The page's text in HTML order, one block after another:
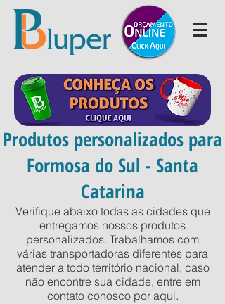
Produtos personalizados para
Formosa do Sul - Santa
Catarina
Verifique abaixo todas as cidades que
entregamos nossos produtos
personalizados. Trabalhamos com
várias transportadoras diferentes para
atender a todo território nacional, caso
não encontre sua cidade, entre em
contato conosco por aqui.